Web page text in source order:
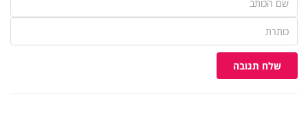
שלח תגובה